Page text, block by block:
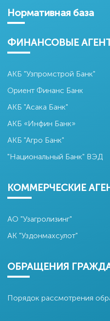
Нормативная база
ФИНАНСОВЫЕ
АКБ "Узпромстрой Банк"
Ориент Финанс Банк
АКБ "Асака Банк"
АКБ «Инфин Банк»
АКБ "Агро Банк"
"Национальный Банк" ВЭД
КОММЕРЧЕСКИЕ
АО "Узагролизинг"
АК "Уздонмахсулот"
ОБРАЩЕНИЯ
Порядок рассмотрения